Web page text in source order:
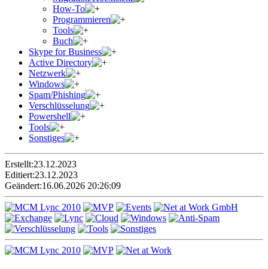
How-To
Programmieren
Tools
Buch
Skype for Business
Active Directory
Netzwerk
Windows
Spam/Phishing
Verschlüsselung
Powershell
Tools
Sonstiges
Erstellt:23.12.2023
Editiert:23.12.2023
Geändert:16.06.2026 20:26:09